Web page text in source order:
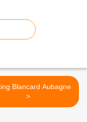
Blancard Aubagne
>